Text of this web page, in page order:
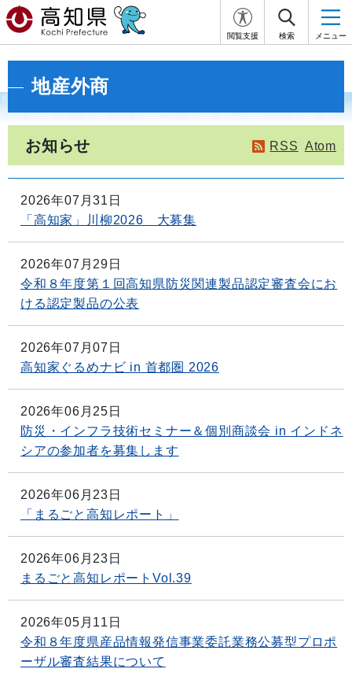
閲覧支援 検索 メニュー
地産外商
お知らせ RSS Atom
2026年07月31日
「高知家」川柳2026 大募集
2026年07月29日
令和８年度第１回高知県防災関連製品認定審査会にお
ける認定製品の公表
2026年07月07日
高知家ぐるめナビ in 首都圏 2026
2026年06月25日
防災・インフラ技術セミナー＆個別商談会 in インドネ
シアの参加者を募集します
2026年06月23日
「まるごと高知レポート」
2026年06月23日
まるごと高知レポートVol.39
2026年05月11日
令和８年度県産品情報発信事業委託業務公募型プロポ
ーザル審査結果について